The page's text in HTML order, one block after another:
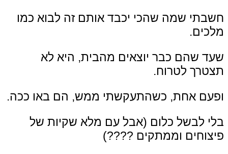
חשבתי שמה שהכי יכבד אותם זה לבוא כמו
מלכים.
שעד שהם כבר יוצאים מהבית, היא לא
תצטרך לטרוח.
ופעם אחת, כשהתעקשתי ממש, הם באו ככה.
בלי לבשל כלום (אבל עם מלא שקיות של
פיצוחים וממתקים ????
)